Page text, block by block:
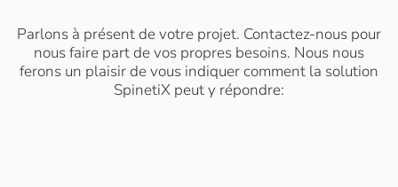
Parlons à présent de votre projet. Contactez-nous pour
nous faire part de vos propres besoins. Nous nous
ferons un plaisir de vous indiquer comment la solution
SpinetiX peut y répondre: